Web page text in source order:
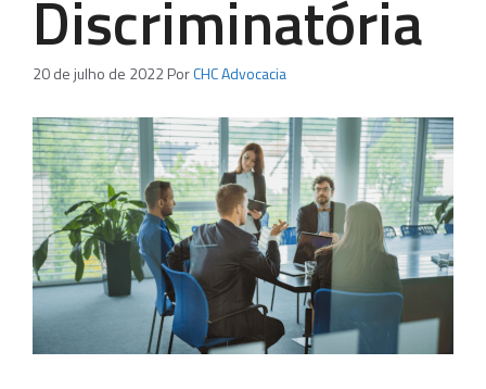
Discriminatória
20 de julho de 2022PorCHC Advocacia